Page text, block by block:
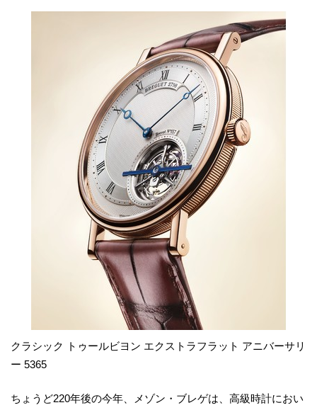
クラシック トゥールビヨン エクストラフラット アニバーサリ
ー 5365
ちょうど220年後の今年、メゾン・ブレゲは、高級時計におい